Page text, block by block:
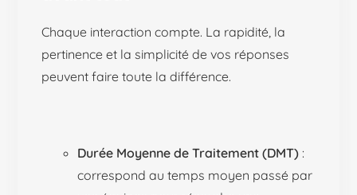
Chaque interaction compte. La rapidité, la
pertinence et la simplicité de vos réponses
peuvent faire toute la différence.
Durée Moyenne de Traitement (DMT) :
correspond au temps moyen passé par